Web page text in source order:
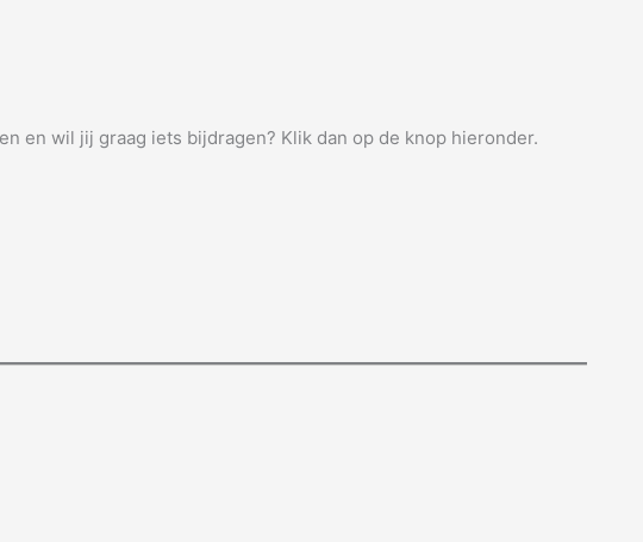
en wil jij graag iets bijdragen? Klik dan op de knop hieronder.